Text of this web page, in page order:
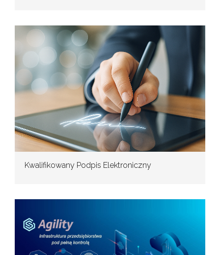
Kwalifikowany Podpis Elektroniczny